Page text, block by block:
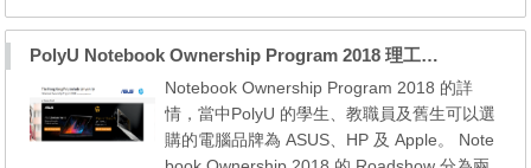
網上訂購將由 2018 年 8 月 9 日中午 12 時至
ebook Ownership Program 2018 (Fujitsu) 網
上訂購網址 https://www.mstore.com.hk/cityu
su2018_fujitsu/ 手提電腦品牌：Fujitsu (htt
p...
PolyU Notebook Ownership Program 2018 理工大學電腦優惠 – ASUS, HP, Apple
Notebook Ownership Program 2018 的詳
情，當中PolyU 的學生、教職員及舊生可以選
購的電腦品牌為 ASUS、HP 及 Apple。 Note